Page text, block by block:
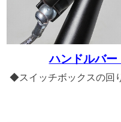
ハンドルバー
◆スイッチボックスの回